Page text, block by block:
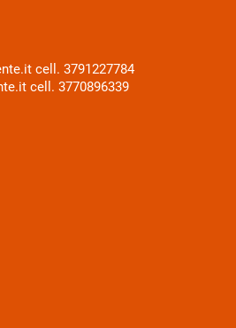
cell. 3791227784
cell. 3770896339